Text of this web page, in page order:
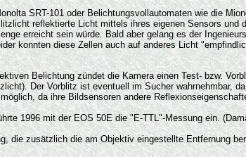
SRT-101 oder Belichtungsvollautomaten wie die
reflektierte Licht mittels ihres eigenen Sensors und
erreicht sein würde. Bald aber gelang es der
konnten diese Zellen auch auf anderes Licht
Belichtung zündet die Kamera einen Test- bzw.
Der Vorblitz ist eventuell im Sucher wahrnehmbar,
da ihre Bildsensoren andere
1996 mit der EOS 50E die "E-TTL"-Messung ein.
zusätzlich die am Objektiv eingestellte Entfernung